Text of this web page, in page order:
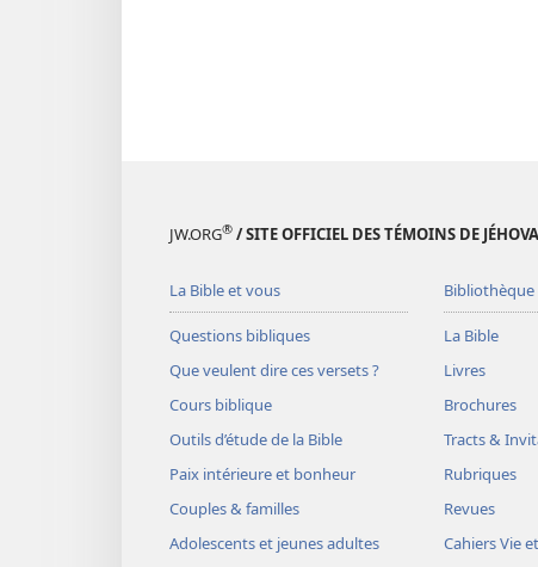
JW.ORG® / SITE OFFICIEL DES TÉMOINS DE
La Bible et vous
Questions bibliques
Que veulent dire ces versets ?
Cours biblique
Outils d’étude de la Bible
Paix intérieure et bonheur
Couples & familles
Adolescents et jeunes adultes
Bibliothèque
La Bible
Livres
Brochures
Tracts &
Rubriques
Revues
Cahiers Vie